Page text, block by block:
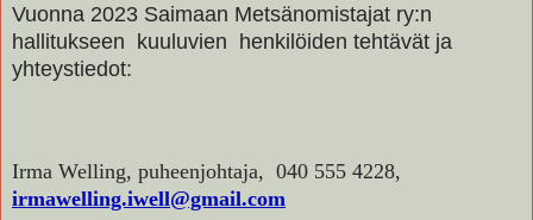
Vuonna 2023 Saimaan Metsänomistajat ry:n
hallitukseen kuuluvien henkilöiden tehtävät ja
yhteystiedot:
Irma Welling, puheenjohtaja, 040 555 4228,
irmawelling.iwell@gmail.com